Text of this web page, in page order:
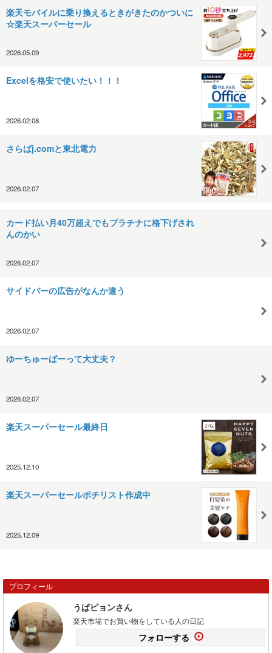
楽天モバイルに乗り換えるときがきたのかついに
☆楽天スーパーセール
2026.05.09
Excelを格安で使いたい！！！
2026.02.08
さらばj.comと東北電力
2026.02.07
カード払い月40万超えでもプラチナに格下げされ
んのかい
2026.02.07
サイドバーの広告がなんか違う
2026.02.07
ゆーちゅーばーって大丈夫？
2026.02.07
楽天スーパーセール最終日
2025.12.10
楽天スーパーセールポチリスト作成中
2025.12.09
プロフィール
うぱピョンさん
楽天市場でお買い物をしている人の日記
フォローする